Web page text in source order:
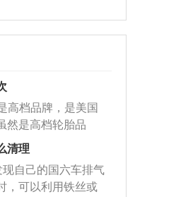
高档品牌，是美国
然是高档轮胎品
轮胎都有生产，这
市场。
清理
自己的国六车排气
，可以利用铁丝或